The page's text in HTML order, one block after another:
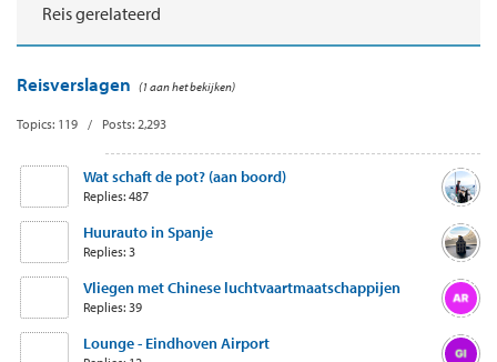
Reis gerelateerd
Reisverslagen (1 aan het bekijken)
Topics: 119 / Posts: 2,293
Wat schaft de pot? (aan boord)
Replies: 487
Huurauto in Spanje
Replies: 3
Vliegen met Chinese luchtvaartmaatschappijen
Replies: 39
Lounge - Eindhoven Airport